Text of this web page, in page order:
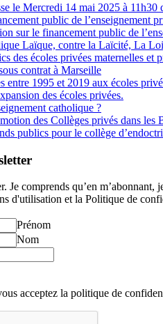
le Mercredi 14 mai 2025 à
public de l’enseignement
sur le financement public de
Laïque, contre la Laïcité, La
des écoles privées maternelles et
contrat à Marseille
entre 1995 et 2019 aux écoles
des écoles privées.
catholique ?
des Collèges privés dans les
publics pour le collège
Je comprends qu’en
d'utilisation et la Politique de
Prénom
Nom
acceptez la politique de